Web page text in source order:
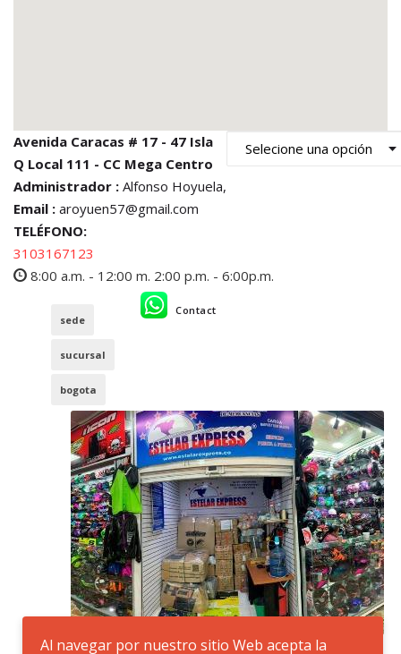
Avenida Caracas # 17 - 47 Isla
Q Local 111 - CC Mega Centro
Administrador : Alfonso Hoyuela,
Email : aroyuen57@gmail.com
TELÉFONO:
3103167123
8:00 a.m. - 12:00 m. 2:00 p.m. - 6:00p.m.
Contact
sede
sucursal
bogota
Al navegar por nuestro sitio Web acepta la